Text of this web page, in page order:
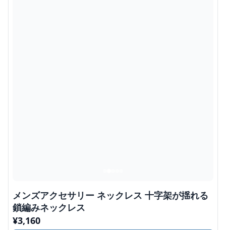
メンズアクセサリー ネックレス 十字架が揺れる
鎖編みネックレス
¥3,160